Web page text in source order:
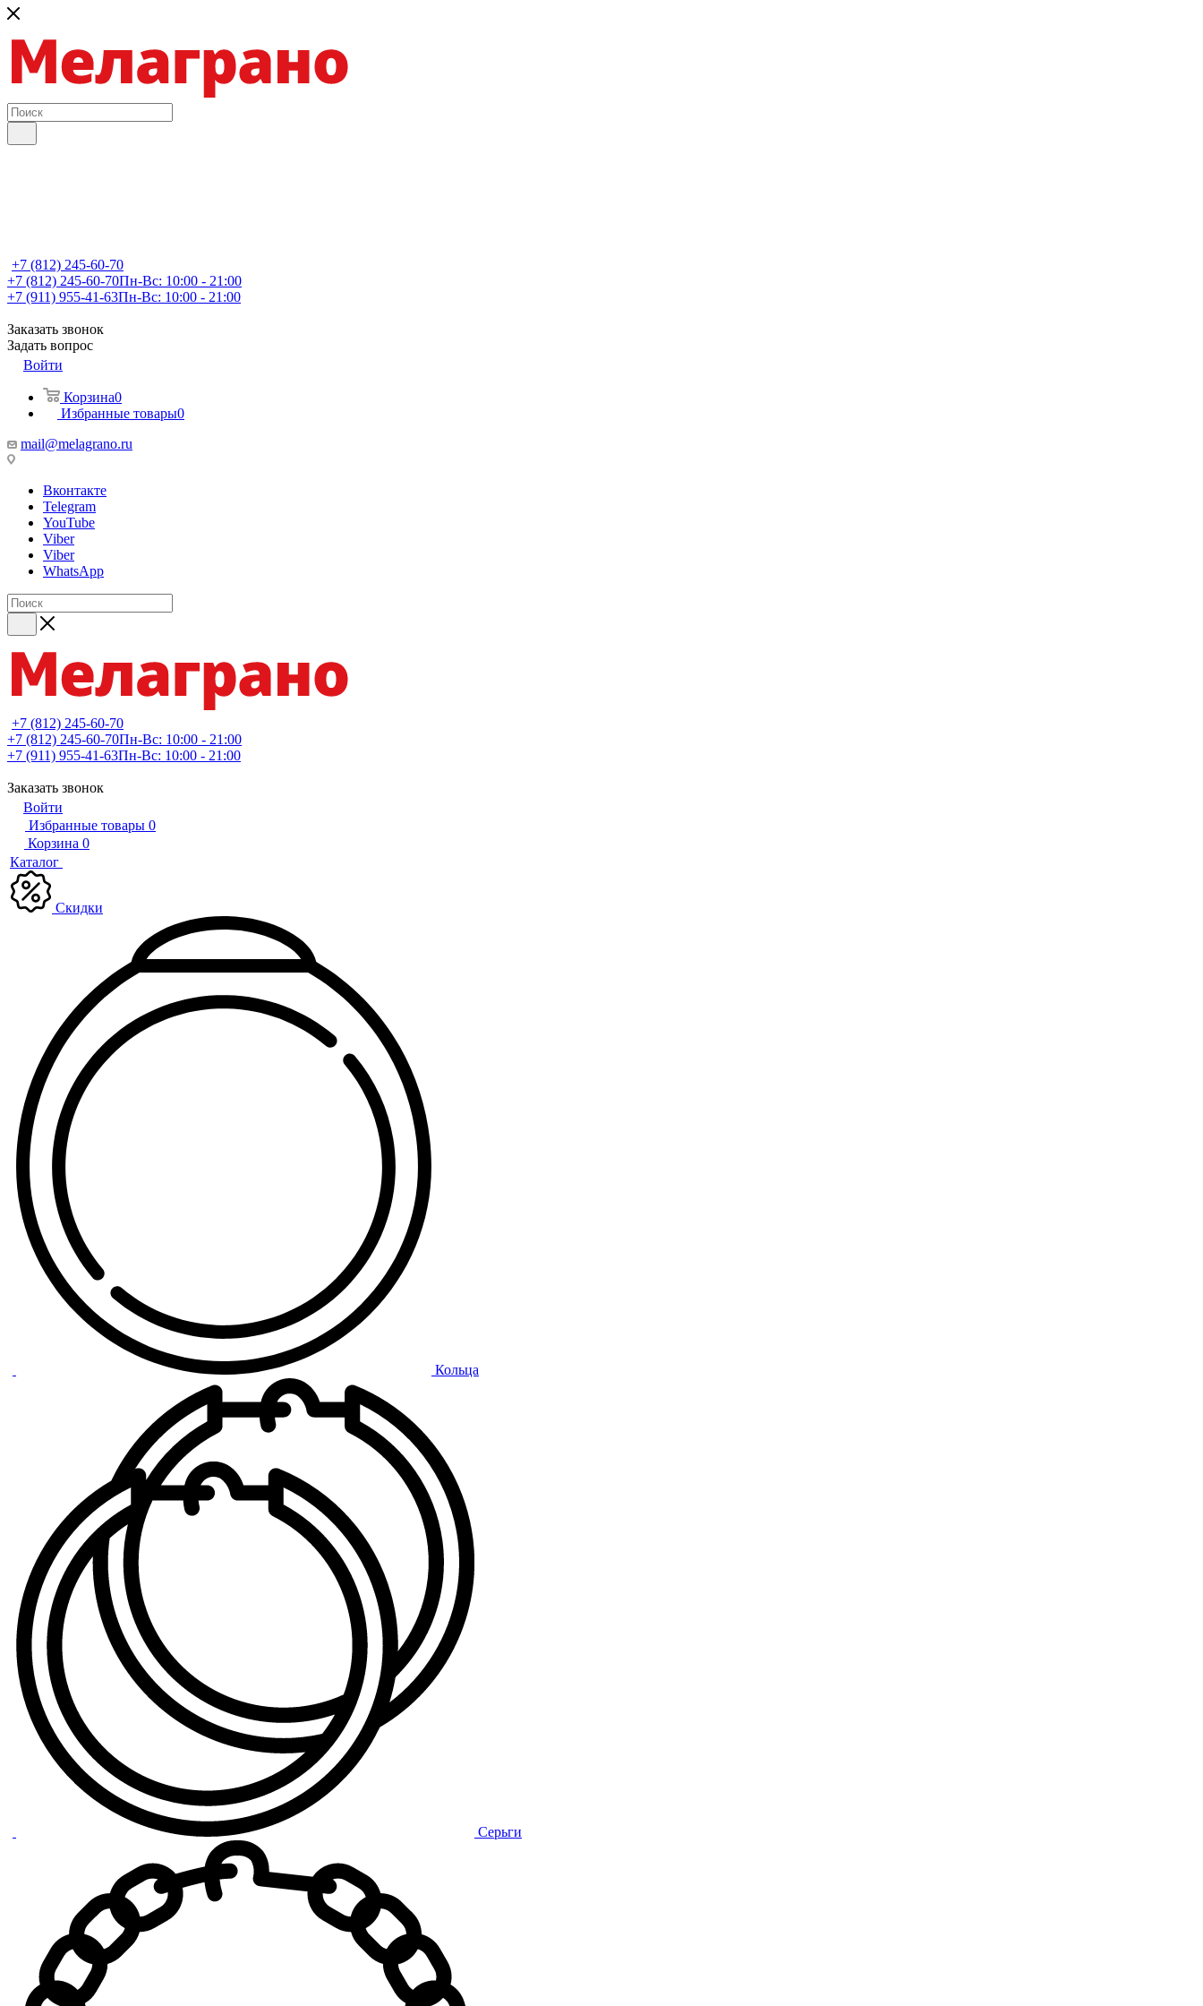
+7 (812) 245-60-70
+7 (812) 245-60-70Пн-Вс: 10:00 - 21:00
+7 (911) 955-41-63Пн-Вс: 10:00 - 21:00
Заказать звонок
Задать вопрос
Войти
Корзина0
Избранные товары0
mail@melagrano.ru
Вконтакте
Telegram
YouTube
Viber
Viber
WhatsApp
+7 (812) 245-60-70
+7 (812) 245-60-70Пн-Вс: 10:00 - 21:00
+7 (911) 955-41-63Пн-Вс: 10:00 - 21:00
Заказать звонок
Войти
Избранные товары 0
Корзина 0
Каталог
Скидки
Кольца
Серьги